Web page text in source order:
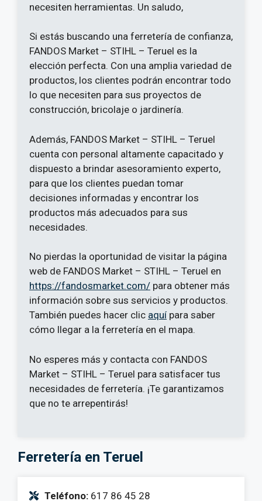
necesiten herramientas. Un saludo,
Si estás buscando una ferretería de confianza,
FANDOS Market – STIHL – Teruel es la
elección perfecta. Con una amplia variedad de
productos, los clientes podrán encontrar todo
lo que necesiten para sus proyectos de
construcción, bricolaje o jardinería.
Además, FANDOS Market – STIHL – Teruel
cuenta con personal altamente capacitado y
dispuesto a brindar asesoramiento experto,
para que los clientes puedan tomar
decisiones informadas y encontrar los
productos más adecuados para sus
necesidades.
No pierdas la oportunidad de visitar la página
web de FANDOS Market – STIHL – Teruel en
https://fandosmarket.com/ para obtener más
información sobre sus servicios y productos.
También puedes hacer clic aquí para saber
cómo llegar a la ferretería en el mapa.
No esperes más y contacta con FANDOS
Market – STIHL – Teruel para satisfacer tus
necesidades de ferretería. ¡Te garantizamos
que no te arrepentirás!
Ferretería en Teruel
Teléfono: 617 86 45 28